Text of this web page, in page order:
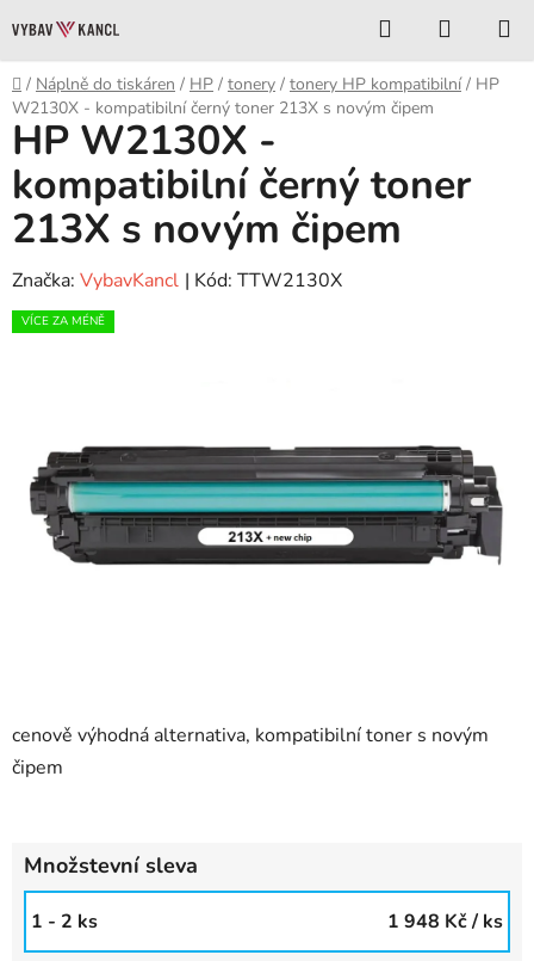
na
obsah
Hledat
KOŠÍK
Domů
/ Náplně do tiskáren / HP / tonery / tonery HP kompatibilní / HP
W2130X - kompatibilní černý toner 213X s novým čipem
cenově výhodná alternativa, kompatibilní toner s novým
čipem
Množstevní sleva
1 - 2 ks 1 948 Kč/ ks
HP W2130X -
kompatibilní černý toner
213X s novým čipem
Značka: VybavKancl | Kód: TTW2130X
VÍCE ZA MÉNĚ